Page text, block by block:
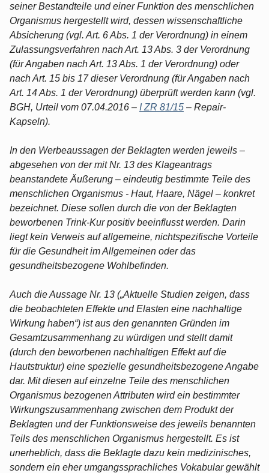
seiner Bestandteile und einer Funktion des menschlichen
Organismus hergestellt wird, dessen wissenschaftliche
Absicherung (vgl. Art. 6 Abs. 1 der Verordnung) in einem
Zulassungsverfahren nach Art. 13 Abs. 3 der Verordnung
(für Angaben nach Art. 13 Abs. 1 der Verordnung) oder
nach Art. 15 bis 17 dieser Verordnung (für Angaben nach
Art. 14 Abs. 1 der Verordnung) überprüft werden kann (vgl.
BGH, Urteil vom 07.04.2016 – I ZR 81/15 – Repair-
Kapseln).
In den Werbeaussagen der Beklagten werden jeweils –
abgesehen von der mit Nr. 13 des Klageantrags
beanstandete Äußerung – eindeutig bestimmte Teile des
menschlichen Organismus - Haut, Haare, Nägel – konkret
bezeichnet. Diese sollen durch die von der Beklagten
beworbenen Trink-Kur positiv beeinflusst werden. Darin
liegt kein Verweis auf allgemeine, nichtspezifische Vorteile
für die Gesundheit im Allgemeinen oder das
gesundheitsbezogene Wohlbefinden.
Auch die Aussage Nr. 13 („Aktuelle Studien zeigen, dass
die beobachteten Effekte und Elasten eine nachhaltige
Wirkung haben“) ist aus den genannten Gründen im
Gesamtzusammenhang zu würdigen und stellt damit
(durch den beworbenen nachhaltigen Effekt auf die
Hautstruktur) eine spezielle gesundheitsbezogene Angabe
dar. Mit diesen auf einzelne Teile des menschlichen
Organismus bezogenen Attributen wird ein bestimmter
Wirkungszusammenhang zwischen dem Produkt der
Beklagten und der Funktionsweise des jeweils benannten
Teils des menschlichen Organismus hergestellt. Es ist
unerheblich, dass die Beklagte dazu kein medizinisches,
sondern ein eher umgangssprachliches Vokabular gewählt